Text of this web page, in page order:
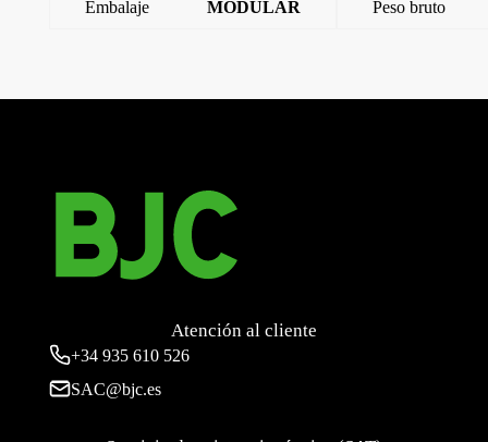
Embalaje MODULAR Peso bruto
Atención al cliente
+34 935 610 526
SAC@bjc.es